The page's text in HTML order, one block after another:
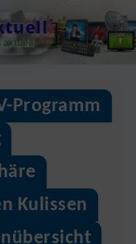
Programm
Kulissen